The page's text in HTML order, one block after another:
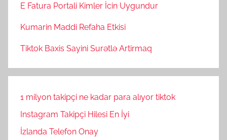
E Fatura Portali Kimler İcin Uygundur
Kumarin Maddi Refaha Etkisi
Tiktok Baxis Sayini Surətlə Artirmaq
1 milyon takipçi ne kadar para alıyor tiktok
Instagram Takipçi Hilesi En İyi
İzlanda Telefon Onay